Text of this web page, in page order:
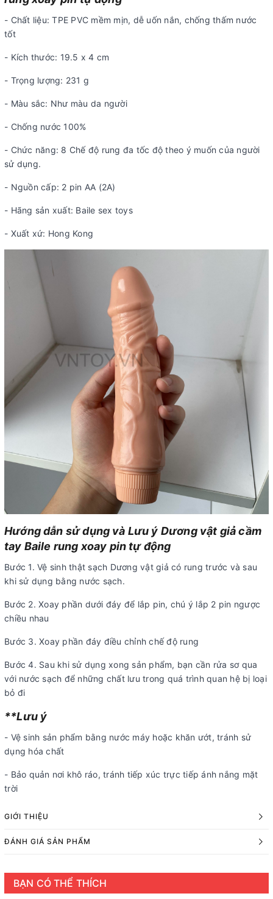
- Chất liệu: TPE PVC mềm mịn, dễ uốn nắn, chống thấm nước
tốt
- Kích thước: 19.5 x 4 cm
- Trọng lượng: 231 g
- Màu sắc: Như màu da người
- Chống nước 100%
- Chức năng: 8 Chế độ rung đa tốc độ theo ý muốn của người
sử dụng.
- Nguồn cấp: 2 pin AA (2A)
- Hãng sản xuất: Baile sex toys
- Xuất xứ: Hong Kong
Hướng dẫn sử dụng và Lưu ý Dương vật giả cầm
tay Baile rung xoay pin tự động
Bước 1. Vệ sinh thật sạch Dương vật giả có rung trước và sau
khi sử dụng bằng nước sạch.
Bước 2. Xoay phần dưới đáy để lắp pin, chú ý lắp 2 pin ngược
chiều nhau
Bước 3. Xoay phần đáy điều chỉnh chế độ rung
Bước 4. Sau khi sử dụng xong sản phẩm, bạn cần rửa sơ qua
với nước sạch để những chất lưu trong quá trình quan hệ bị loại
bỏ đi
**Lưu ý
- Vệ sinh sản phẩm bằng nước máy hoặc khăn ướt, tránh sử
dụng hóa chất
- Bảo quản nơi khô ráo, tránh tiếp xúc trực tiếp ánh nắng mặt
trời
GIỚI THIỆU
ĐÁNH GIÁ SẢN PHẨM
BẠN CÓ THỂ THÍCH